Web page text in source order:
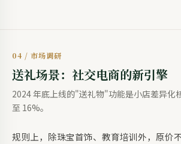
04 / 市场调研
送礼场景：社交电商的新引擎
2024 年底上线的"送礼物"功能是小店差异化
至 16%。
规则上，除珠宝首饰、教育培训外，原价